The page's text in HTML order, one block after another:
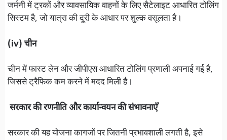
जर्मनी में ट्रकों और व्यावसायिक वाहनों के लिए सैटेलाइट आधारित टोलिंग
सिस्टम है, जो यात्रा की दूरी के आधार पर शुल्क वसूलता है।
(iv) चीन
चीन में फास्ट लेन और जीपीएस आधारित टोलिंग प्रणाली अपनाई गई है,
जिससे ट्रैफिक कम करने में मदद मिली है।
सरकार की रणनीति और कार्यान्वयन की संभावनाएँ
सरकार की यह योजना कागजों पर जितनी प्रभावशाली लगती है, इसे